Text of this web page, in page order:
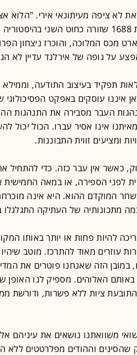
היא עדיין אקטואלית". ואומנם, שנת 1688 שזורה כחוט השני
מכס המלוכה, והוכרז ניצחון
תפקיד בעיצוב התודעה,
איננו עוסקים באפקט
העבר מסבירה את התנהגות
אינו אסיר עברו. הכול יכול
ומציעים זווית התבוננות.
כאשר אין עבר כזה. כדי להתחיל
לפני הספירה, או במאה החמישית
המוקדם ההוא. היא אינה
של העתיקה התגלגלו
להיות פחות או יותר באותו
עוזרים מאוד להתרכז. מוטב
הזה שאנחנו פוטרים את
באותם האלוהים. מספיק לנו האופן
ציות ללא פשרות, ודורשת
משוואתנו נושאים את עיניהם
שהסינים וההודים מפלרטטים